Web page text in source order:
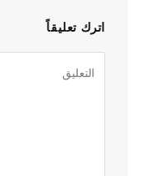
اترك تعليقاً